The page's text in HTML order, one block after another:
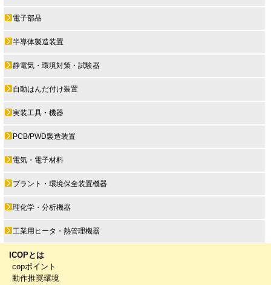
電子部品
半導体製造装置
静電気・環境対策・試験器
自動はんだ付け装置
実装工具・機器
PCB/PWD製造装置
電気・電子材料
プラント・環境保全装置機器
理化学・分析機器
工業用ヒータ・熱管理機器
ICOPとは
copポイント
動作推奨環境